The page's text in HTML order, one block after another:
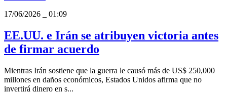
17/06/2026
01:09
EE.UU. e Irán se atribuyen victoria antes
de firmar acuerdo
Mientras Irán sostiene que la guerra le causó más de US$ 250,000
millones en daños económicos, Estados Unidos afirma que no
invertirá dinero en s...